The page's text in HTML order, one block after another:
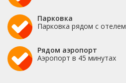
Парковка
Парковка рядом с отелем
Рядом аэропорт
Аэропорт в 45 минутах